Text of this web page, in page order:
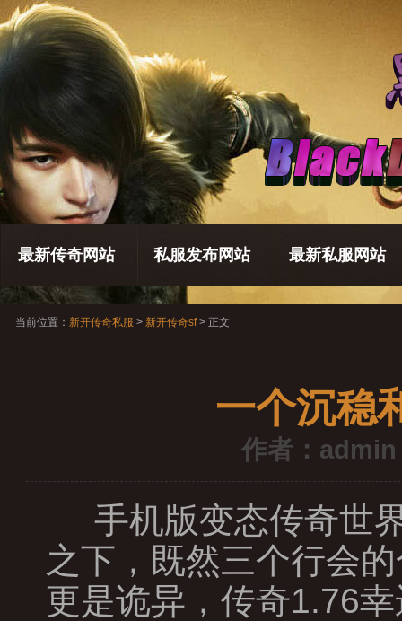
最新传奇网站 私服发布网站 最新私服网站
当前位置： 新开传奇私服 > 新开传奇sf> 正文
一个沉稳
作者：admin
手机版变态传奇世
之下，既然三个行会
更是诡异，传奇1.76